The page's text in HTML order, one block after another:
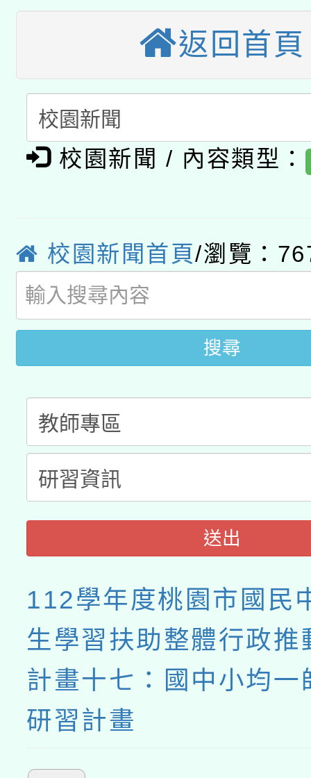
本館辦理115年度閱讀
暨閱讀推動專業研習
科技賦能─人工智慧
礎課程
A3數位素養講師名單
「數位內容與教學軟體
pilot」
有關大陸委員會函釋公
用水績優單位及節水達
動」
桃園市孔廟祈福系列
開 智慧啟航」
2026年桃園地景藝術
返回首頁
校園新聞 / 內容類型：
校園新聞首頁/瀏覽：
搜尋
送出
112學年度桃園市國民
生學習扶助整體行政推
計畫十七：國中小均一
研習計畫